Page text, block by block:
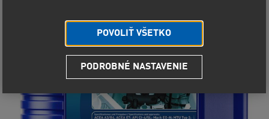
POVOLIŤ VŠETKO
PODROBNÉ NASTAVENIE